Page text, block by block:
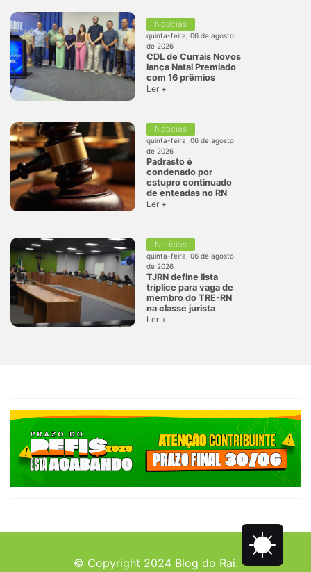
Notícias
quinta-feira, 06 de agosto
de 2026
CDL de Currais Novos
lança Natal Premiado
com 16 prêmios
Ler +
Notícias
quinta-feira, 06 de agosto
de 2026
Padrasto é
condenado por
estupro continuado
de enteadas no RN
Ler +
Notícias
quinta-feira, 06 de agosto
de 2026
TJRN define lista
tríplice para vaga de
membro do TRE-RN
na classe jurista
Ler +
© Copyright 2024 Blog do Raí.